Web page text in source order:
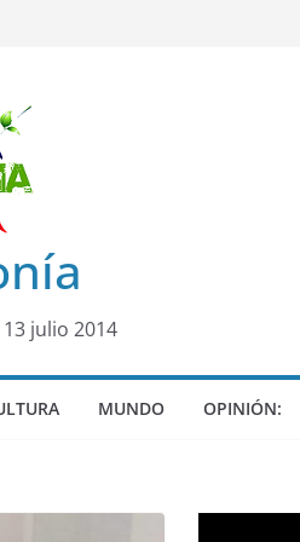
julio 2014
MUNDO OPINIÓN: